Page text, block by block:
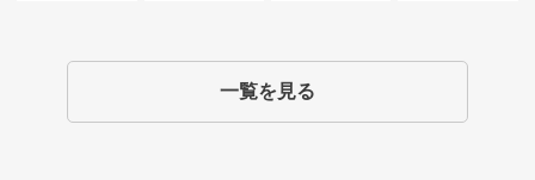
一覧を見る